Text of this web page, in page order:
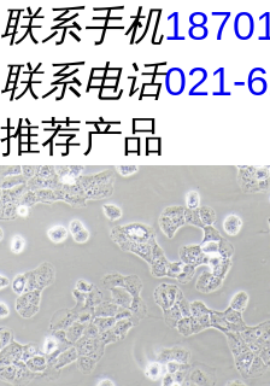
联系手机
联系电话021-
推荐产品